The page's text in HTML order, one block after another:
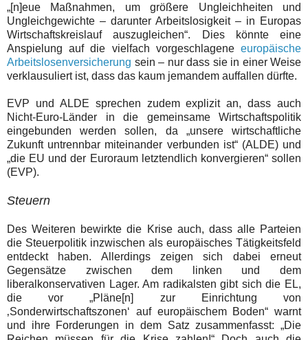
„[n]eue Maßnahmen, um größere Ungleichheiten und
Ungleichgewichte – darunter Arbeitslosigkeit – in Europas
Wirtschaftskreislauf auszugleichen“. Dies könnte eine
Anspielung auf die vielfach vorgeschlagene europäische
Arbeitslosenversicherung sein – nur dass sie in einer Weise
verklausuliert ist, dass das kaum jemandem auffallen dürfte.
EVP und ALDE sprechen zudem explizit an, dass auch
Nicht-Euro-Länder in die gemeinsame Wirtschaftspolitik
eingebunden werden sollen, da „unsere wirtschaftliche
Zukunft untrennbar miteinander verbunden ist“ (ALDE) und
„die EU und der Euroraum letztendlich konvergieren“ sollen
(EVP).
Steuern
Des Weiteren bewirkte die Krise auch, dass alle Parteien
die Steuerpolitik inzwischen als europäisches Tätigkeitsfeld
entdeckt haben. Allerdings zeigen sich dabei erneut
Gegensätze zwischen dem linken und dem
liberalkonservativen Lager. Am radikalsten gibt sich die EL,
dievor „Pläne[n] zur Einrichtung von
‚Sonderwirtschaftszonen‘ auf europäischem Boden“ warnt
und ihre Forderungen in dem Satz zusammenfasst: „Die